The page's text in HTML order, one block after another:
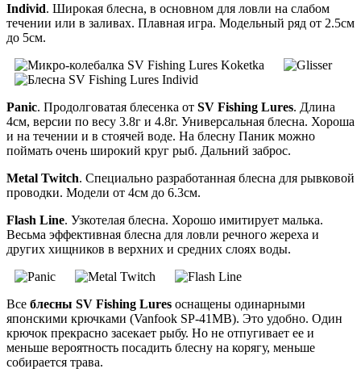
Individ. Широкая блесна, в основном для ловли на слабом
течении или в заливах. Плавная игра. Модельный ряд от 2.5см
до 5см.
Panic. Продолговатая блесенка от SV Fishing Lures. Длина
4см, версии по весу 3.8г и 4.8г. Универсальная блесна. Хороша
и на течении и в стоячей воде. На блесну Паник можно
поймать очень широкий круг рыб. Дальний заброс.
Metal Twitch. Специально разработанная блесна для рывковой
проводки. Модели от 4см до 6.3см.
Flash Line. Узкотелая блесна. Хорошо имитирует малька.
Весьма эффективная блесна для ловли речного жереха и
других хищников в верхних и средних слоях воды.
Все блесны SV Fishing Lures оснащены одинарными
японскими крючками (Vanfook SP-41MB). Это удобно. Один
крючок прекрасно засекает рыбу. Но не отпугивает ее и
меньше вероятность посадить блесну на корягу, меньше
собирается трава.